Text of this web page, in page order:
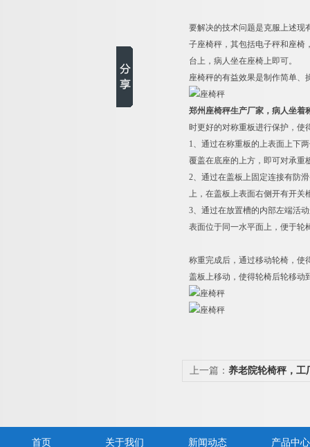
要解决的技术问题是克服上述现
子座椅秤，其包括电子秤和座椅
台上，病人坐在座椅上即可。
座椅秤的有益效果是制作简单、
郑州座椅秤生产厂家，病人坐着
时更好的对称重板进行保护，使
1、通过在称重板的上表面上下
覆盖在底座的上方，即可对承重
2、通过在盖板上固定连接有防
上，在盖板上表面右侧开有开关
3、通过在放置槽的内部左端活
表面位于同一水平面上，便于轮
称重完成后，通过移动轮椅，使
盖板上移动，使得轮椅后轮移动
上一篇： 养老院轮椅秤，工
首页 关于我们 新闻动态
产品中心